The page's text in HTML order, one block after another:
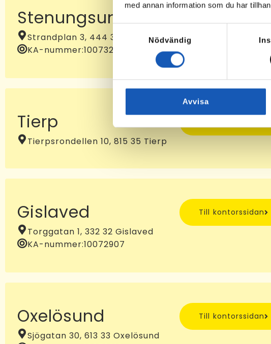
med annan information som du har
Nödvändig
Avvisa
Stenungsund
Strandplan 3, 444 31 Stenungsund
KA-nummer:10073232
Tierp
Tierpsrondellen 10, 815 35 Tierp
Gislaved
Torggatan 1, 332 32 Gislaved
KA-nummer:10072907
Till kontorssidan
Oxelösund
Sjögatan 30, 613 33 Oxelösund
Till kontorssidan